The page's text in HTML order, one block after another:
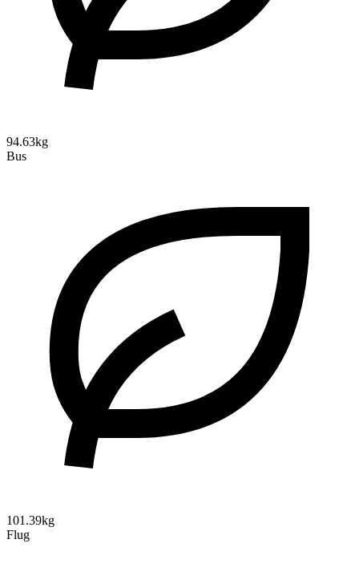
94.63kg
Bus
101.39kg
Flug